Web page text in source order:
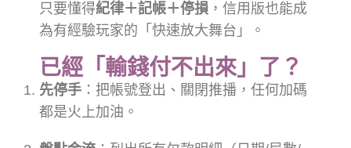
只要懂得紀律＋記帳＋停損 ，信用版也能成
為有經驗玩家的「快速放大舞台」。
已經「輸錢付不出來」了？
先停手 ：把帳號登出、關閉推播，任何加碼
都是火上加油。